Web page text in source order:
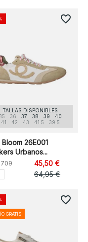
TALLAS DISPONIBLES
36 37 38 39
40
41
42 43 41.5 39.5
Bloom 26E001
Urbanos...
45,50 €
64,95 €
favorite_border
GRATIS
favorite_border